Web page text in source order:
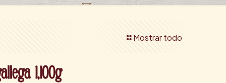
Mostrar todo
1,100g